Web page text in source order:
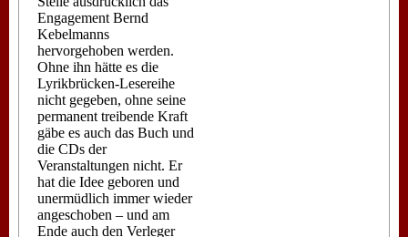
Engagement Bernd
Kebelmanns
hervorgehoben werden.
Ohne ihn hätte es die
Lyrikbrücken-Lesereihe
nicht gegeben, ohne seine
permanent treibende Kraft
gäbe es auch das Buch und
die CDs der
Veranstaltungen nicht. Er
hat die Idee geboren und
unermüdlich immer wieder
angeschoben – und am
Ende auch den Verleger